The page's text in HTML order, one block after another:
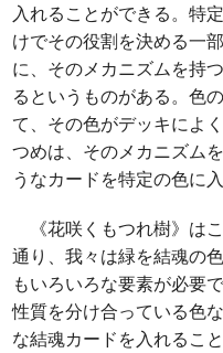
入れることができる。特
けでその役割を決める一
に、そのメカニズムを持
るというものがある。色
て、その色がデッキによ
つめは、そのメカニズム
うなカードを特定の色に
《花咲くもつれ樹》は
通り、我々は緑を結魂の
もいろいろな要素が必要
性質を分け合っている色
な結魂カードを入れるこ